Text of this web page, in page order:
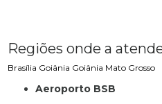
Regiões onde a
Brasília Goiânia Goiânia Mato Grosso
Aeroporto BSB